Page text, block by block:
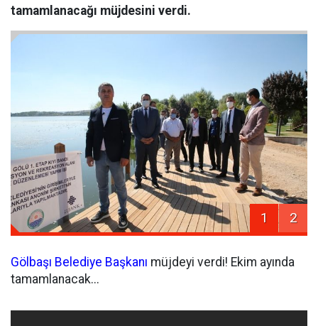
tamamlanacağı müjdesini verdi.
1 2
Gölbaşı Belediye Başkanı müjdeyi verdi! Ekim ayında
tamamlanacak...